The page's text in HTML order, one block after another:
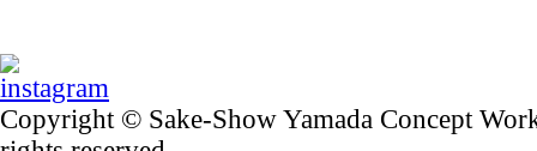
Copyright © Sake-Show Yamada Concept